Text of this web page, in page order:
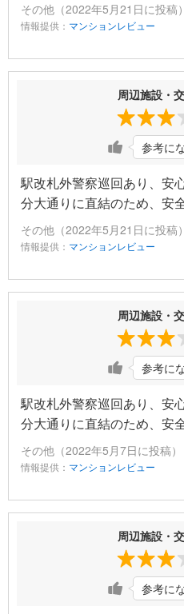
その他（2022年5月21日に投稿）
情報提供： マンションレビュー
周辺施設・
参考に
駅改札外警察巡回あり、安
分大通りに直結のため、安
その他（2022年5月21日に投稿）
情報提供： マンションレビュー
周辺施設・
参考に
駅改札外警察巡回あり、安
分大通りに直結のため、安
その他（2022年5月7日に投稿）
情報提供： マンションレビュー
周辺施設・
参考に